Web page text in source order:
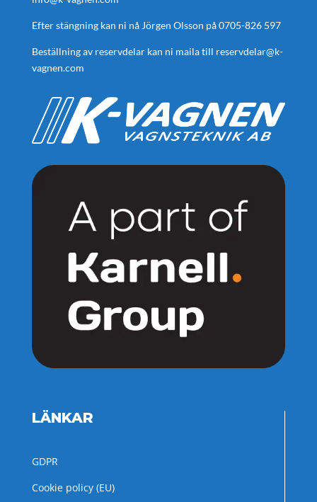
Efter stängning kan ni nå Jörgen Olsson på0705-826 597
Beställning av reservdelar kan ni maila till reservdelar@k-
vagnen.com
LÄNKAR
GDPR
Cookie policy (EU)